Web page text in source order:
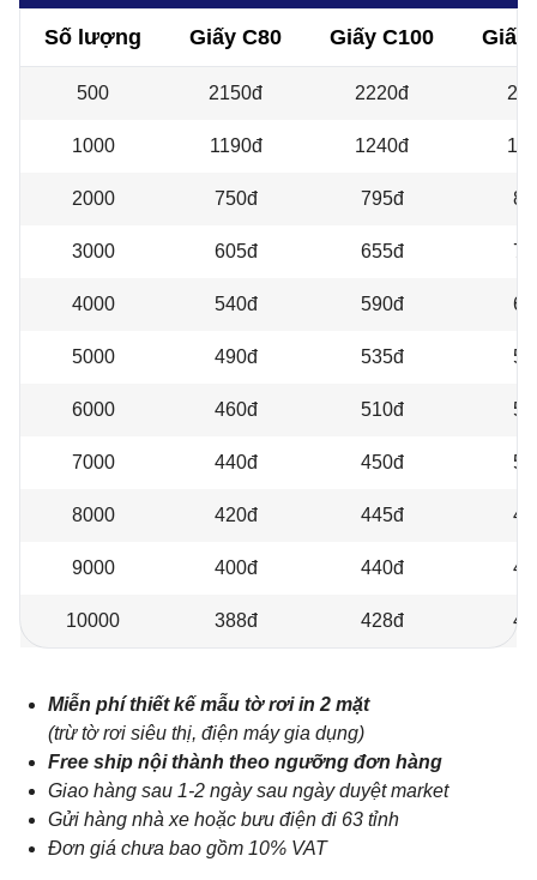
Số lượng Giấy C80 Giấy C100 Giấy
500 2150đ 2220đ
1000 1190đ 1240đ
2000 750đ 795đ
3000 605đ 655đ
4000 540đ 590đ
5000 490đ 535đ
6000 460đ 510đ
7000 440đ 450đ
8000 420đ 445đ
9000 400đ 440đ
10000 388đ 428đ
Miễn phí thiết kế mẫu tờ rơi in 2 mặt
(trừ tờ rơi siêu thị, điện máy gia dụng)
Free ship nội thành theo ngưỡng đơn hàng
Giao hàng sau 1-2 ngày sau ngày duyệt market
Gửi hàng nhà xe hoặc bưu điện đi 63 tỉnh
Đơn giá chưa bao gồm 10% VAT